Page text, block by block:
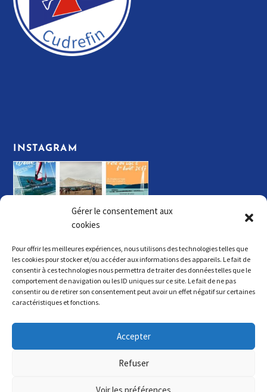
Gérer le consentement aux
cookies
Pour offrir les meilleures expériences, nous utilisons des technologies telles que
les cookies pour stocker et/ou accéder aux informations des appareils. Le fait de
consentir à ces technologies nous permettra de traiter des données telles que le
comportement de navigation ou les ID uniques sur ce site. Le fait de ne pas
consentir ou de retirer son consentement peut avoir un effet négatif sur certaines
caractéristiques et fonctions.
Accepter
Refuser
Voir les préférences
INSTAGRAM
Copyright © 2021 - Tous droits réservés - SNC Société